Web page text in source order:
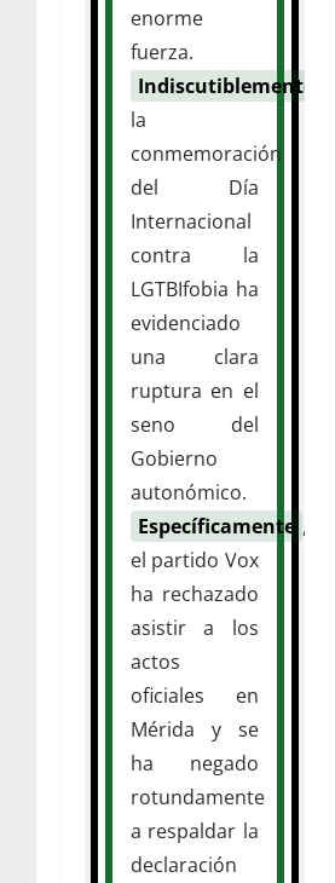
enorme
fuerza.
Indiscutiblemente
la
conmemoración
del Día
Internacional
contra la
LGTBIfobia ha
evidenciado
una clara
ruptura en el
seno del
Gobierno
autonómico.
Específicamente ,
el partido Vox
ha rechazado
asistir a los
actos
oficiales en
Mérida y se
ha negado
rotundamente
a respaldar la
declaración